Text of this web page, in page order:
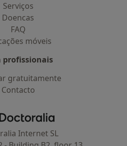
Serviços
Doencas
FAQ
móveis
profissionais
gratuitamente
Contacto
Doctoralia - Homepage
Internet SL